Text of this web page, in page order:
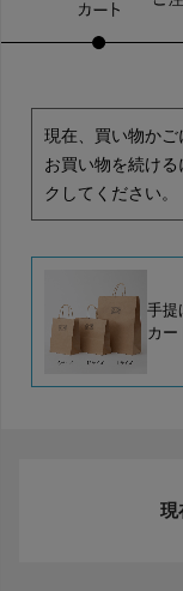
現在、買い物かご
お買い物を続け
クしてください。
手提
カー
現